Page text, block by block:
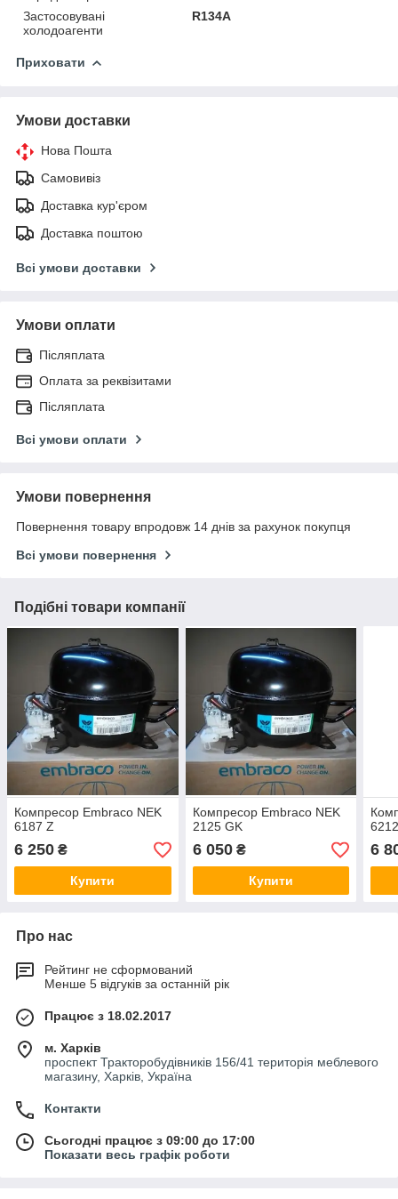
Застосовувані
холодоагенти
R134A
Приховати
Умови доставки
Нова Пошта
Самовивіз
Доставка кур'єром
Доставка поштою
Всі умови доставки
Умови оплати
Післяплата
Оплата за реквізитами
Післяплата
Всі умови оплати
Умови повернення
Повернення товару впродовж 14 днів за рахунок покупця
Всі умови повернення
Подібні товари компанії
Компресор Embraco NEK
6187 Z
6 250 ₴
Купити
Компресор Embraco NEK
2125 GK
6 050₴
Купити
6
Про нас
Рейтинг не сформований
Менше 5 відгуків за останній рік
Працює з 18.02.2017
м. Харків
проспект Тракторобудівників 156/41 територія меблевого
магазину, Харків, Україна
Контакти
Сьогодні працює з 09:00 до 17:00
Показати весь графік роботи